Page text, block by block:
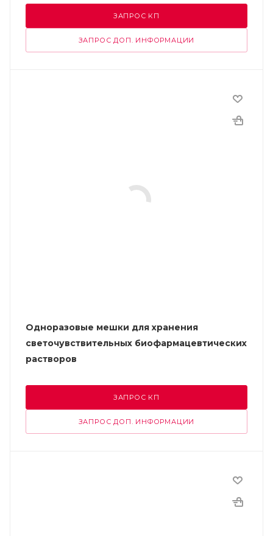
ЗАПРОС КП
ЗАПРОС ДОП. ИНФОРМАЦИИ
Одноразовые мешки для хранения
светочувствительных биофармацевтических
растворов
ЗАПРОС КП
ЗАПРОС ДОП. ИНФОРМАЦИИ